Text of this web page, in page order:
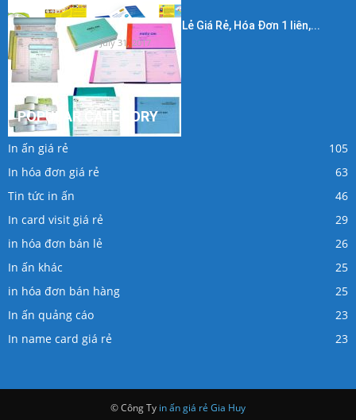
In Hóa Đơn Bán Lẻ Giá Rẻ, Hóa Đơn 1 liên,...
July 31, 2017
POPULAR CATEGORY
In ấn giá rẻ
105
In hóa đơn giá rẻ
63
Tin tức in ấn
46
In card visit giá rẻ
29
in hóa đơn bán lẻ
26
In ấn khác
25
in hóa đơn bán hàng
25
In ấn quảng cáo
23
In name card giá rẻ
23
© Công Ty in ấn giá rẻ Gia Huy